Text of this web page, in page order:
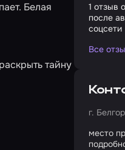
Белая
тайну
1 отзыв
после
соцсети
Все
г.
место